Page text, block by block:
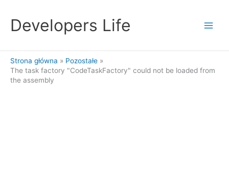
treściDevelopers Life
Strona główna
Pozostałe
The task factory "CodeTaskFactory" could not be loaded from
the assembly